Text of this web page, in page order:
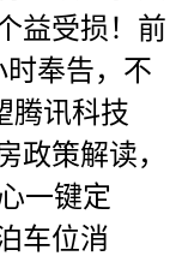
益受损！前
奉告，不
腾讯科技
政策解读，
一键定
车位消